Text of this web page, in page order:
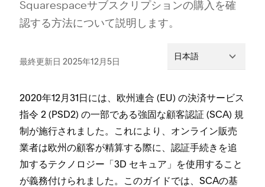
Squarespaceサブスクリプシ⁠ョンの購入を確
認する方法について説明します⁠。
最終更新日 2025年12月5日 日本語
2020年12月31日には⁠、欧州連合 (⁠EU⁠) の決済サ⁠ービス
指令 2 (⁠PSD2⁠) の一部である強固な顧客認証 (⁠SCA⁠) 規
制が施行されました⁠。これにより⁠、オンライン販売
業者は欧州の顧客が精算する際に⁠、認証手続きを追
加するテクノロジ⁠ー「⁠3D セキ⁠ュア⁠」を使用すること
が義務付けられました⁠。このガイドでは⁠、SCAの基